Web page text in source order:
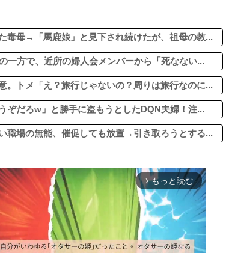
に撮った写真が...
助法適用地域） ...
せてニヤニヤ...
毒母→「馬鹿娘」と見下され続けたが、祖母の教...
一方で、近所の婦人会メンバーから「死なない...
。トメ「え？旅行じゃないの？周りは旅行なのに...
ぞだろw」と勝手に盗もうとしたDQN夫婦！注...
職場の無能、催促しても放置→引き取ろうとする...
arrow_forward_ios もっと読む